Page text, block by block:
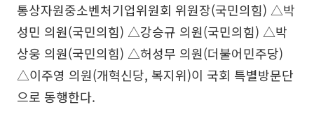
통상자원중소벤처기업위원회 위원장(국민의힘) △박
성민 의원(국민의힘) △강승규 의원(국민의힘) △박
상웅 의원(국민의힘) △허성무 의원(더불어민주당)
△이주영 의원(개혁신당, 복지위)이 국회 특별방문단
으로 동행한다.